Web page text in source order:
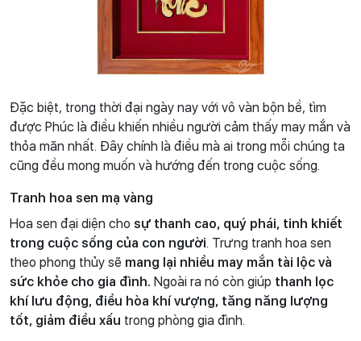
Đặc biệt, trong thời đại ngày nay với vô vàn bộn bề, tìm
được Phúc là điều khiến nhiều người cảm thấy may mắn và
thỏa mãn nhất. Đây chính là điều mà ai trong mỗi chúng ta
cũng đều mong muốn và hướng đến trong cuộc sống.
Tranh hoa sen mạ vàng
Hoa sen đại diện cho sự thanh cao, quý phái, tinh khiết
trong cuộc sống của con người. Trưng tranh hoa sen
theo phong thủy sẽ mang lại nhiều may mắn tài lộc và
sức khỏe cho gia đình. Ngoài ra nó còn giúp thanh lọc
khí lưu động, điều hòa khí vượng, tăng năng lượng
tốt, giảm điều xấu trong phòng gia đình.